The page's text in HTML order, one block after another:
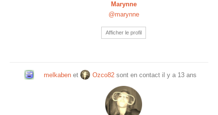
Marynne
@marynne
Afficher le profil
melkaben et Ozco82 sont en contact il y a 13 ans